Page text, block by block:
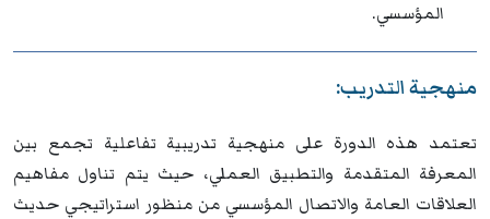
المؤسسي.
منهجية التدريب:
تعتمد هذه الدورة على منهجية تدريبية تفاعلية تجمع بين
المعرفة المتقدمة والتطبيق العملي، حيث يتم تناول مفاهيم
العلاقات العامة والاتصال المؤسسي من منظور استراتيجي حديث